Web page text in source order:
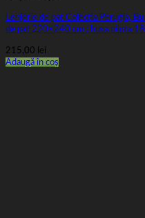
Lenjerie de pat Colectia Perugia,
de pat 220×240 cm ; husa pilota
215,00 lei
Adaugă în coș